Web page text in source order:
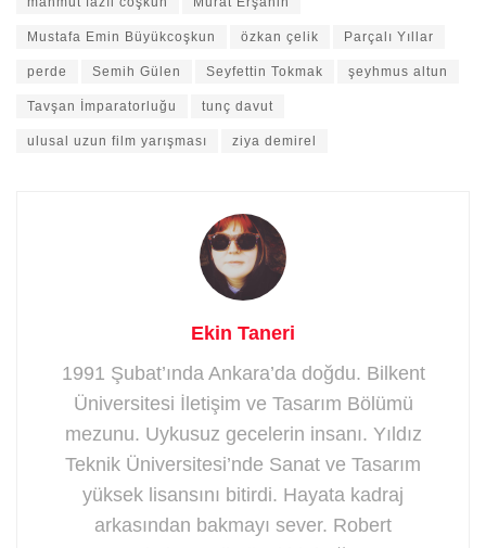
Mustafa Emin Büyükcoşkun özkan çelik Parçalı Yıllar
perde Semih Gülen Seyfettin Tokmak şeyhmus altun
Tavşan İmparatorluğu tunç davut
ulusal uzun film yarışması ziya demirel
Ekin Taneri
1991 Şubat’ında Ankara’da doğdu. Bilkent
Üniversitesi İletişim ve Tasarım Bölümü
mezunu. Uykusuz gecelerin insanı. Yıldız
Teknik Üniversitesi’nde Sanat ve Tasarım
yüksek lisansını bitirdi. Hayata kadraj
arkasından bakmayı sever. Robert